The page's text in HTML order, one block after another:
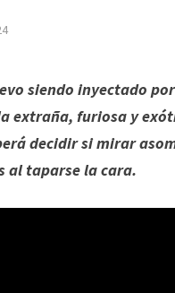
siendo inyectado
extraña, furiosa y
decidir si mirar
al taparse la cara.